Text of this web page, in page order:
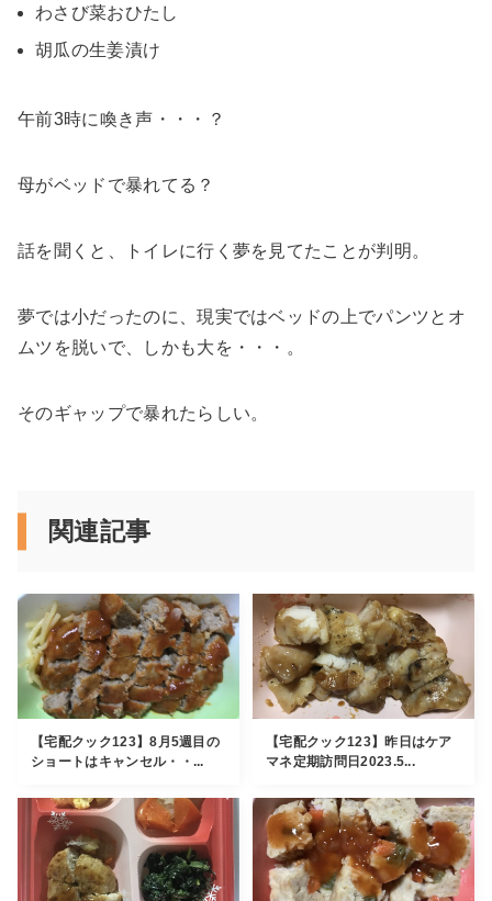
わさび菜おひたし
胡瓜の生姜漬け
午前3時に喚き声・・・？
母がベッドで暴れてる？
話を聞くと、トイレに行く夢を見てたことが判明。
夢では小だったのに、現実ではベッドの上でパンツとオ
ムツを脱いで、しかも大を・・・。
そのギャップで暴れたらしい。
関連記事
【宅配クック123】8月5週目の
ショートはキャンセル・・...
【宅配クック123】昨日はケア
マネ定期訪問日2023.5...